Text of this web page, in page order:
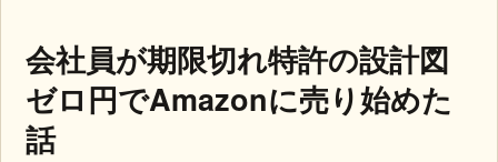
会社員が期限切れ特許の設計図
ゼロ円でAmazonに売り始めた
話